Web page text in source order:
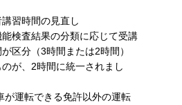
講習時間の見直し
検査結果の分類に応じて受講
区分（3時間または2時間）
が、2時間に統一されまし
が運転できる免許以外の運転